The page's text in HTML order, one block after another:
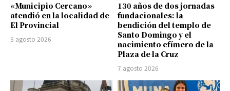
«Municipio Cercano»
atendió en la localidad de
El Provincial
5 agosto 2026
130 años de dos jornadas
fundacionales: la
bendición del templo de
Santo Domingo y el
nacimiento efímero de la
Plaza de la Cruz
7 agosto 2026